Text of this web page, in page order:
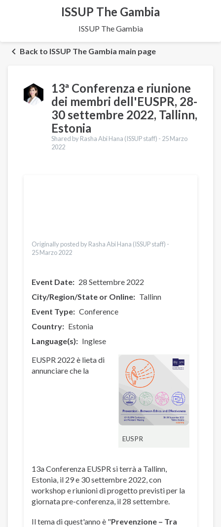
ISSUP The Gambia
ISSUP The Gambia
Back to ISSUP The Gambia main page
13ª Conferenza e riunione
dei membri dell'EUSPR, 28-
30 settembre 2022, Tallinn,
Estonia
Shared by Rasha Abi Hana (ISSUP staff) - 25 Marzo
2022
Originally posted by Rasha Abi Hana (ISSUP staff) -
25 Marzo 2022
Event Date
28 Settembre 2022
City/Region/State or Online
Tallinn
Event Type
Conference
Country
Estonia
Language(s)
Inglese
EUSPR
EUSPR 2022 è lieta di
annunciare che la
13a Conferenza EUSPR si terrà a Tallinn,
Estonia, il 29 e 30 settembre 2022, con
workshop e riunioni di progetto previsti per la
giornata pre-conferenza, il 28 settembre.
Il tema di quest'anno è "Prevenzione – Tra